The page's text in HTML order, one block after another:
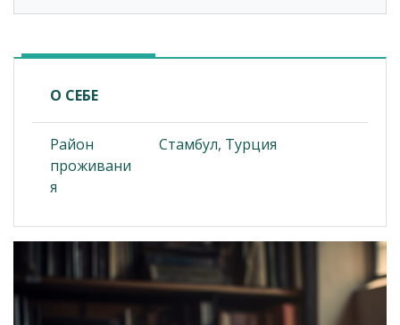
О СЕБЕ
Район
проживани
я
Стамбул, Турция